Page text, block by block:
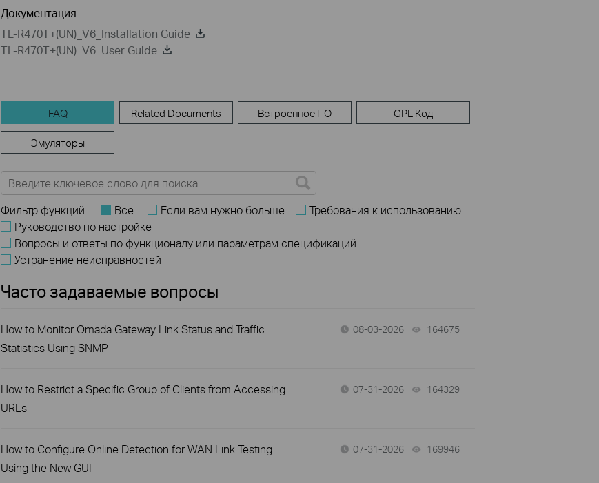
Документация
TL-R470T+(UN)_V6_Installation Guide
TL-R470T+(UN)_V6_User Guide
FAQ Related Documents Встроенное ПО GPL Код
Эмуляторы
Фильтр функций: Все Если вам нужно больше
Требования к использованию
Руководство по настройке
Вопросы и ответы по функционалу или параметрам спецификаций
Устранение неисправностей
Часто задаваемые вопросы
How to Monitor Omada Gateway Link Status and Traffic
Statistics Using SNMP
08-03-2026 164675
How to Restrict a Specific Group of Clients from Accessing
URLs
07-31-2026 164329
How to Configure Online Detection for WAN Link Testing
Using the New GUI
07-31-2026 169946